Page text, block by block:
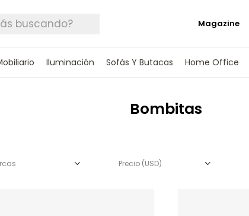
Iluminación Sofás Y Butacas Home Office
Magazine
Bombitas
Precio (USD)